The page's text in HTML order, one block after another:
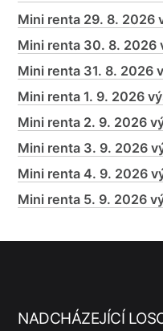
Mini renta 29. 8. 2026
Mini renta 30. 8. 2026
Mini renta 31. 8. 2026
Mini renta 1. 9. 2026
Mini renta 2. 9. 2026
Mini renta 3. 9. 2026
Mini renta 4. 9. 2026
Mini renta 5. 9. 2026
NADCHÁZEJÍCÍ